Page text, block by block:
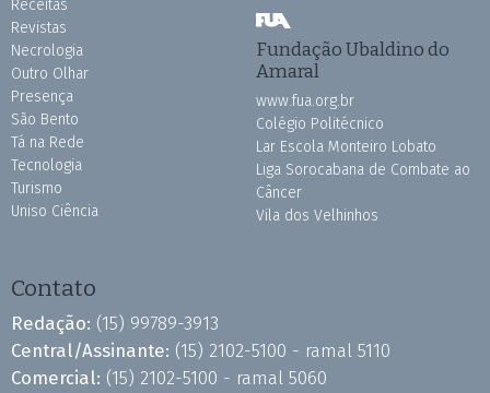
Receitas
Revistas
Necrologia
Outro Olhar
Presença
São Bento
Tá na Rede
Tecnologia
Turismo
Uniso Ciência
Fundação Ubaldino do
Amaral
www.fua.org.br
Colégio Politécnico
Lar Escola Monteiro Lobato
Liga Sorocabana de Combate ao
Câncer
Vila dos Velhinhos
Contato
Redação: (15) 99789-3913
Central/Assinante: (15) 2102-5100 - ramal 5110
Comercial: (15) 2102-5100 - ramal 5060